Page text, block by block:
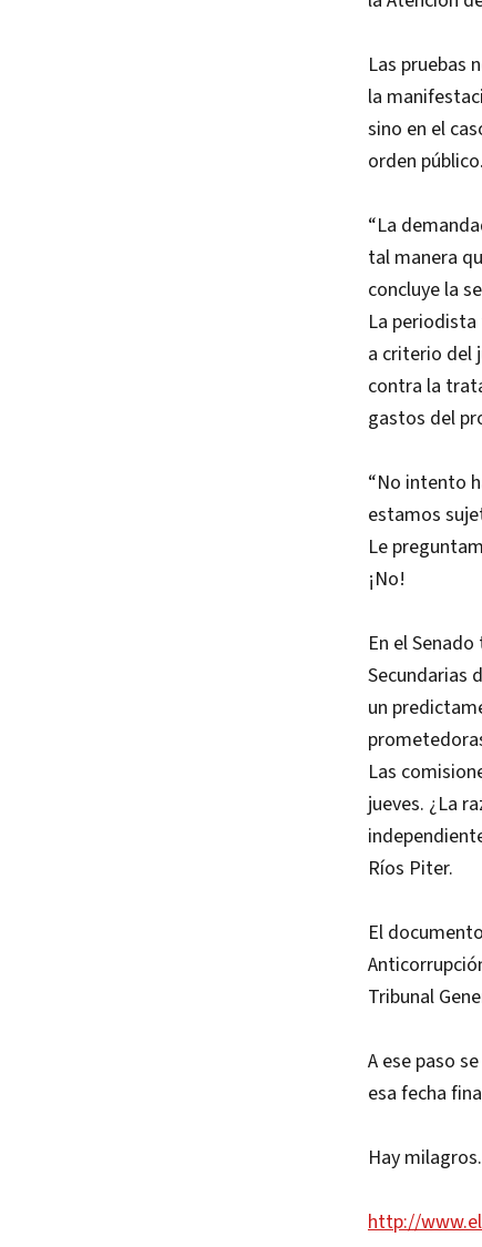
Las pruebas
la
sino en el
orden público.
“La
tal manera
concluye la
La
a criterio del
contra la
gastos del
“No intento
estamos
Le
¡No!
En el
Secundarias
un
Las
jueves. ¿La
Ríos Piter.
El
Tribunal
A ese paso
esa fecha
Hay milagros.
http://